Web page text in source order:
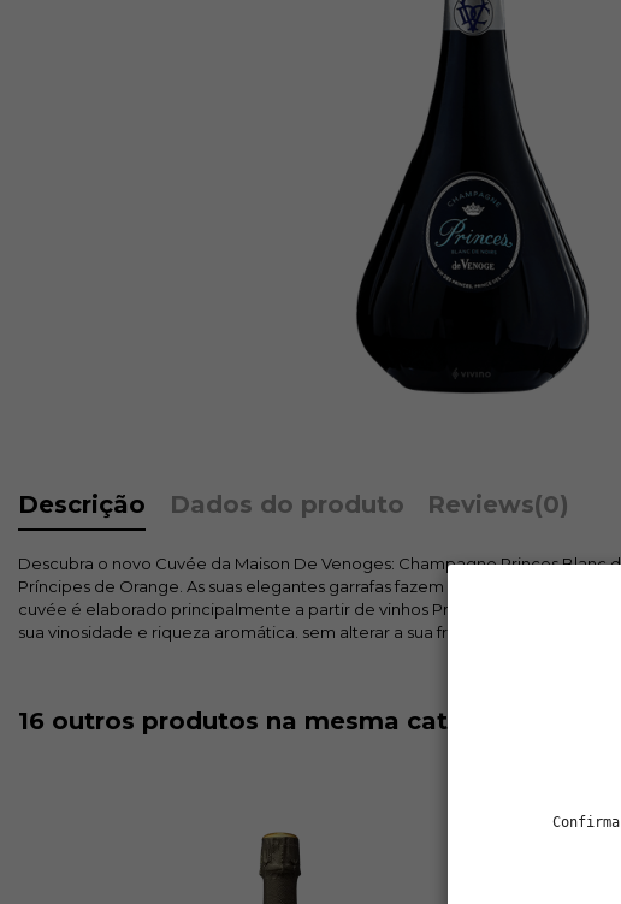
Descrição Dados do produto Reviews(0)
Descubra o novo Cuvée da Maison De Venoges: Champagne Princes
Príncipes de Orange. As suas elegantes garrafas fazem lembrar os
cuvée é elaborado principalmente a partir de vinhos Premiers e Grands
sua vinosidade e riqueza aromática. sem alterar a sua frescura. Aromas de
16 outros produtos na mesma categoria: